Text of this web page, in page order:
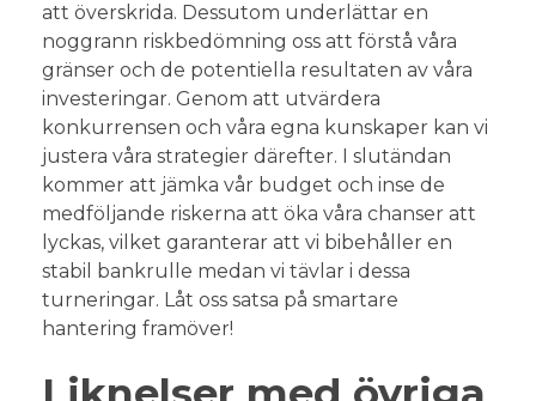
att överskrida. Dessutom underlättar en
noggrann riskbedömning oss att förstå våra
gränser och de potentiella resultaten av våra
investeringar. Genom att utvärdera
konkurrensen och våra egna kunskaper kan vi
justera våra strategier därefter. I slutändan
kommer att jämka vår budget och inse de
medföljande riskerna att öka våra chanser att
lyckas, vilket garanterar att vi bibehåller en
stabil bankrulle medan vi tävlar i dessa
turneringar. Låt oss satsa på smartare
hantering framöver!